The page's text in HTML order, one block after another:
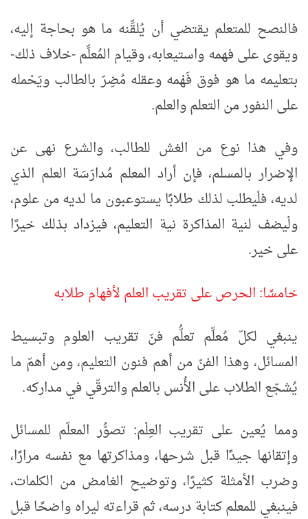
فالنصح للمتعلم يقتضي أن يُلقِّنه ما هو بحاجة إليه،
ويقوى على فهمه واستيعابه، وقيام المُعلِّم -خلاف ذلك-
بتعليمه ما هو فوق فَهْمه وعقله مُضِرّ بالطالب ويَحْمله
على النفور من التعلم والعلم.
وفي هذا نوع من الغش للطالب، والشرع نهى عن
الإضرار بالمسلم، فإن أراد المعلم مُدارَسَة العلم الذي
لديه، فلْيطلب لذلك طلابًا يستوعبون ما لديه من علوم،
ولْيضف لنية المذاكرة نية التعليم، فيزداد بذلك خيرًا
على خير.
خامسًا: الحرص على تقريب العلم لأفهام طلابه
ينبغي لكلّ مُعلِّم تعلُّم فنّ تقريب العلوم وتبسيط
المسائل، وهذا الفنّ من أهم فنون التعليم، ومن أهمّ ما
يُشجّع الطلاب على الأُنس بالعلم والترقّي في مداركه.
ومما يُعين على تقريب العِلْم: تصوُّر المعلّم للمسائل
وإتقانها جيدًا قبل شرحها، ومذاكرتها مع نفسه مرارًا،
وضرب الأمثلة كثيرًا، وتوضيح الغامض من الكلمات،
فينبغي للمعلم كتابة درسه، ثم قراءته ليراه واضحًا قبل